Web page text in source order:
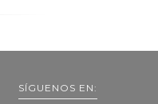
SÍGUENOS EN: